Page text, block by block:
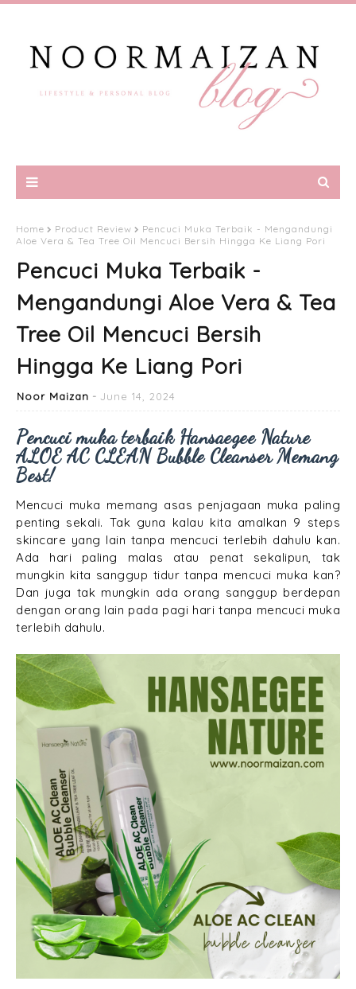
Home Product Review
Pencuci Muka Terbaik - Mengandungi
Aloe Vera & Tea Tree Oil Mencuci Bersih Hingga Ke Liang Pori
Pencuci Muka Terbaik -
Mengandungi Aloe Vera & Tea
Tree Oil Mencuci Bersih
Hingga Ke Liang Pori
Noor Maizan June 14, 2024
Pencuci muka terbaik Hansaegee Nature
ALOE AC CLEAN Bubble Cleanser Memang
Best!
Mencuci muka memang asas penjagaan muka paling
penting sekali. Tak guna kalau kita amalkan 9 steps
skincare yang lain tanpa mencuci terlebih dahulu kan.
Ada hari paling malas atau penat sekalipun, tak
mungkin kita sanggup tidur tanpa mencuci muka kan?
Dan juga tak mungkin ada orang sanggup berdepan
dengan orang lain pada pagi hari tanpa mencuci muka
terlebih dahulu.